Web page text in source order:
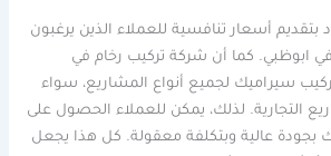
بتقديم أسعار تنافسية للعملاء الذين يرغبون
ابوظبي. كما أن شركة تركيب رخام في
سيراميك لجميع أنواع المشاريع، سواء
التجارية. لذلك، يمكن للعملاء الحصول على
بجودة عالية وبتكلفة معقولة. كل هذا يجعل